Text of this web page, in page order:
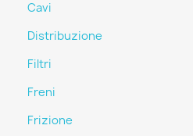
Cavi
Distribuzione
Filtri
Freni
Frizione